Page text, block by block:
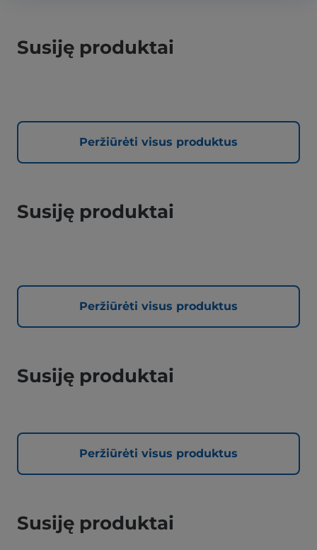
Susiję produktai
Peržiūrėti visus produktus
Susiję produktai
Peržiūrėti visus produktus
Susiję produktai
Peržiūrėti visus produktus
Susiję produktai